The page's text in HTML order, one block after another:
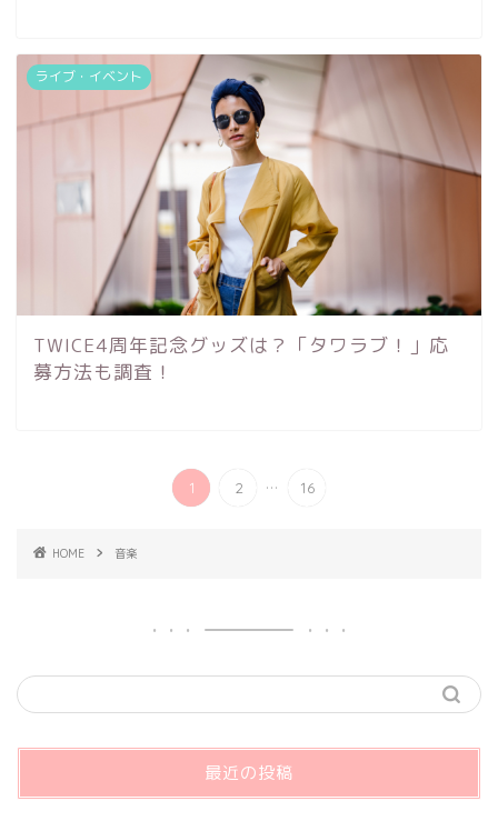
ライブ・イベント
TWICE4周年記念グッズは？「タワラブ！」応
募方法も調査！
1 2 ... 16
HOME 音楽
最近の投稿